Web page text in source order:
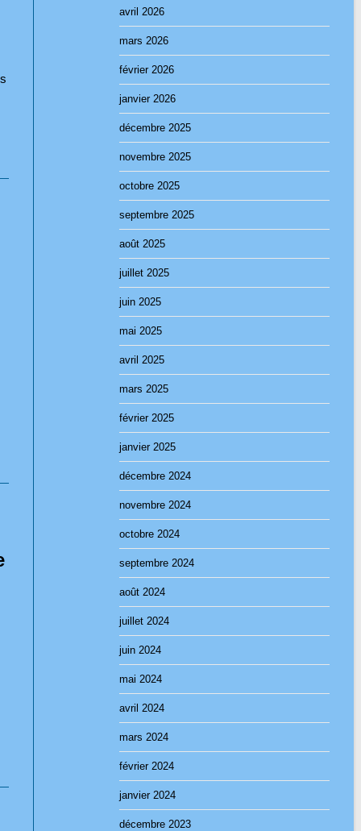
avril 2026
mars 2026
février 2026
janvier 2026
décembre 2025
novembre 2025
octobre 2025
septembre 2025
août 2025
juillet 2025
juin 2025
mai 2025
avril 2025
mars 2025
février 2025
janvier 2025
décembre 2024
novembre 2024
octobre 2024
septembre 2024
août 2024
juillet 2024
juin 2024
mai 2024
avril 2024
mars 2024
février 2024
janvier 2024
décembre 2023